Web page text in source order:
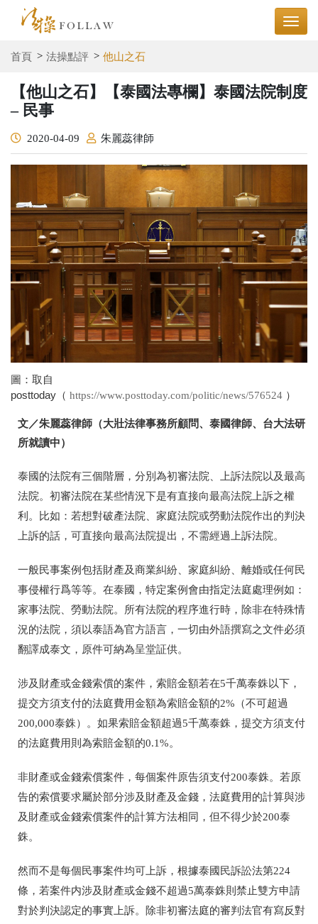
首頁 法操點評 他山之石
【他山之石】【泰國法專欄】泰國法院制度
– 民事
2020-04-09 朱麗蕊律師
圖：取自
posttoday（ https://www.posttoday.com/politic/news/576524 ）
文／朱麗蕊律師（大壯法律事務所顧問、泰國律師、台大法研
所就讀中）
泰國的法院有三個階層，分別為初審法院、上訴法院以及最高
法院。初審法院在某些情況下是有直接向最高法院上訴之權
利。比如：若想對破產法院、家庭法院或勞動法院作出的判決
上訴的話，可直接向最高法院提出，不需經過上訴法院。
一般民事案例包括財產及商業糾紛、家庭糾紛、離婚或任何民
事侵權行爲等等。在泰國，特定案例會由指定法庭處理例如：
家事法院、勞動法院。所有法院的程序進行時，除非在特殊情
況的法院，須以泰語為官方語言，一切由外語撰寫之文件必須
翻譯成泰文，原件可納為呈堂証供。
涉及財產或金錢索償的案件，索賠金額若在5千萬泰銖以下，
提交方須支付的法庭費用金額為索賠金額的2%（不可超過
200,000泰銖）。如果索賠金額超過5千萬泰銖，提交方須支付
的法庭費用則為索賠金額的0.1%。
非財產或金錢索償案件，每個案件原告須支付200泰銖。若原
告的索償要求屬於部分涉及財產及金錢，法庭費用的計算與涉
及財產或金錢索償案件的計算方法相同，但不得少於200泰
銖。
然而不是每個民事案件均可上訴，根據泰國民訴訟法第224
條，若案件内涉及財產或金錢不超過5萬泰銖則禁止雙方申請
對於判決認定的事實上訴。除非初審法庭的審判法官有寫反對